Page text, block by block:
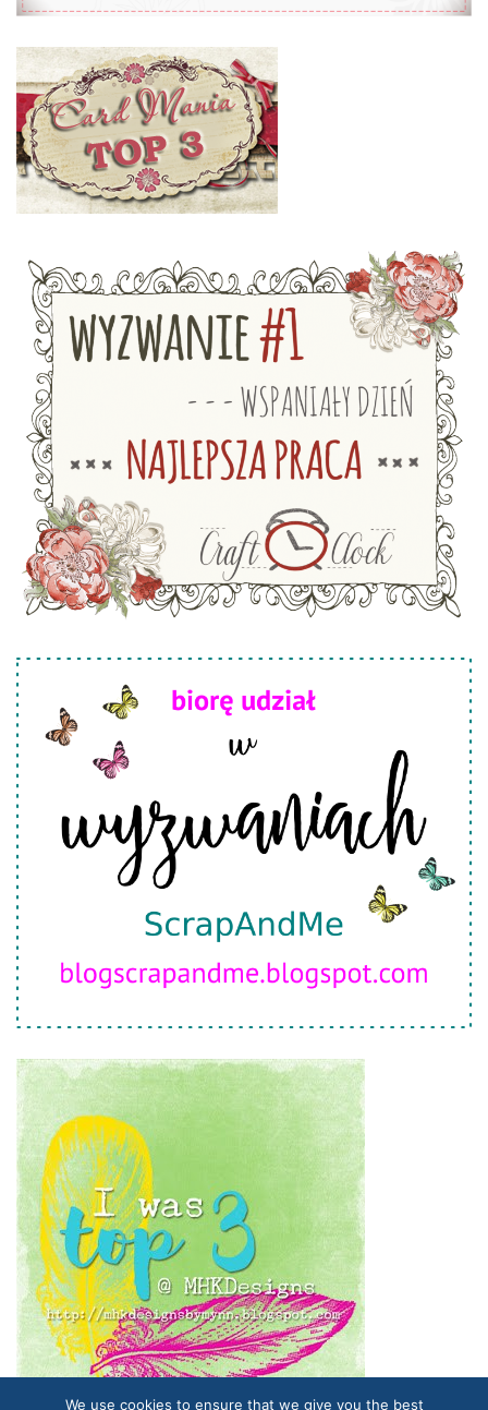
We use cookies to ensure that we give you the best